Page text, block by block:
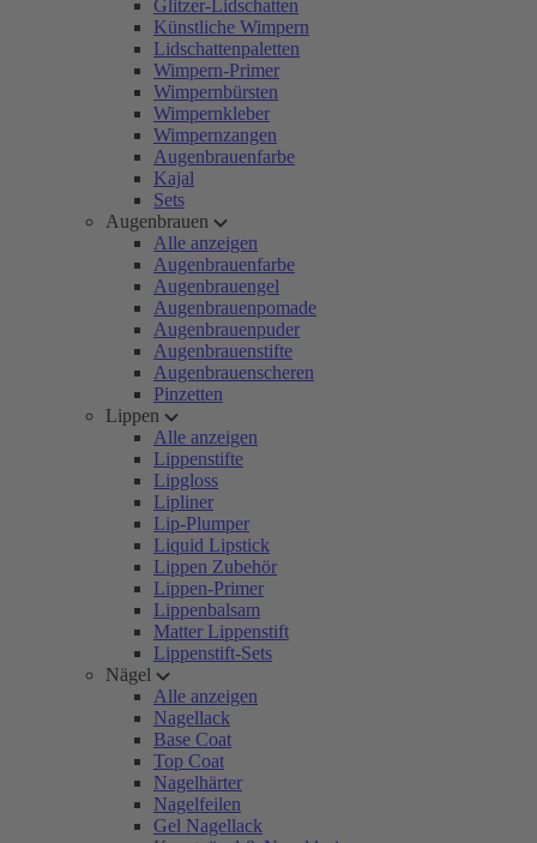
Glitzer-Lidschatten
Künstliche Wimpern
Lidschattenpaletten
Wimpern-Primer
Wimpernbürsten
Wimpernkleber
Wimpernzangen
Augenbrauenfarbe
Kajal
Sets
Augenbrauen
Alle anzeigen
Augenbrauenfarbe
Augenbrauengel
Augenbrauenpomade
Augenbrauenpuder
Augenbrauenstifte
Augenbrauenscheren
Pinzetten
Lippen
Alle anzeigen
Lippenstifte
Lipgloss
Lipliner
Lip-Plumper
Liquid Lipstick
Lippen Zubehör
Lippen-Primer
Lippenbalsam
Matter Lippenstift
Lippenstift-Sets
Nägel
Alle anzeigen
Nagellack
Base Coat
Top Coat
Nagelhärter
Nagelfeilen
Gel Nagellack